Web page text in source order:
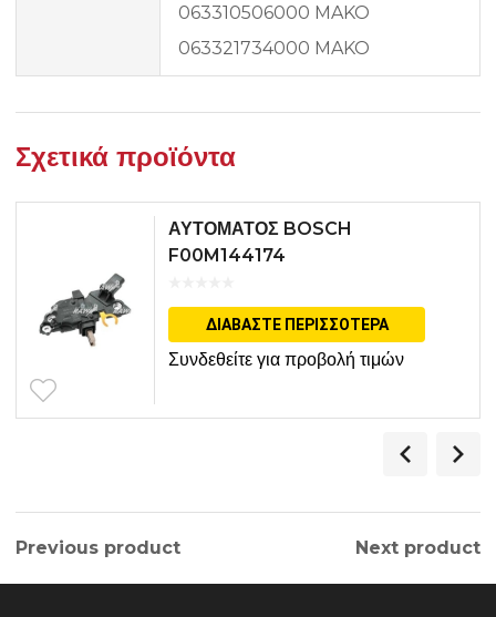
063310506000 MAKO
063321734000 MAKO
Σχετικά προϊόντα
ΑΥΤΟΜΑΤΟΣ BOSCH
F00M144174
ΔΙΑΒΆΣΤΕ ΠΕΡΙΣΣΌΤΕΡΑ
Συνδεθείτε για προβολή τιμών
Previous product Next product